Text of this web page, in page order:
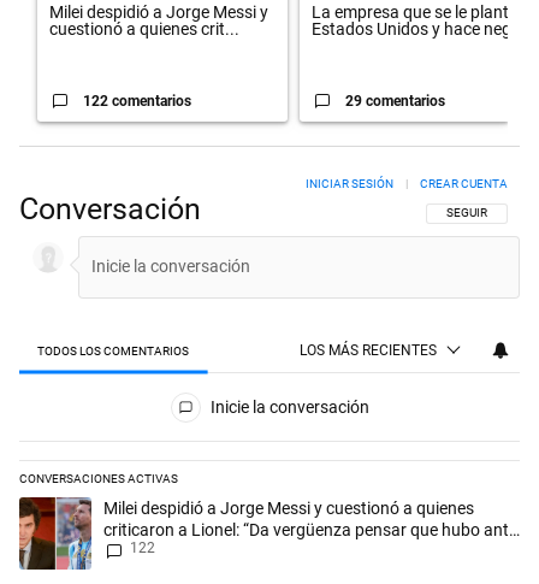
Milei despidió a Jorge Messi y
cuestionó a quienes crit...
122 comentarios
La empresa que se le plantó a
Estados Unidos y hace neg...
29 comentarios
Conversación SIGA ESTA
SEGUIR
INICIAR SESIÓN | CREAR CUENTA
TODOS LOS COMENTARIOS LOS MÁS RECIENTES
Inicie la conversación
CONVERSACIONES ACTIVAS
Este listado muestra los artículos con más comentarios en los
Un artículo de tendencia con el título "Milei despidió a Jorge Messi y
Milei despidió a Jorge Messi y cuestionó a quienes
criticaron a Lionel: “Da vergüenza pensar que hubo anti-
Messi”
122